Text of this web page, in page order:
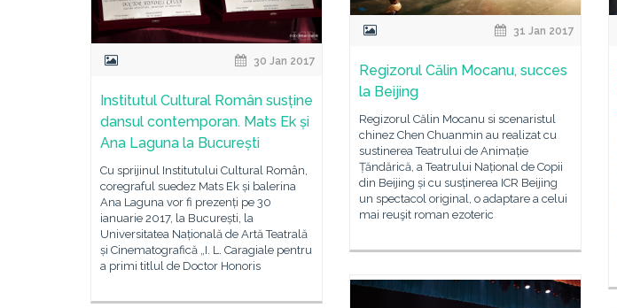
31 Jan 2017
Regizorul Călin Mocanu, succes
la Beijing
Regizorul Călin Mocanu si scenaristul
chinez Chen Chuanmin au realizat cu
sustinerea Teatrului de Animație
Țăndărică, a Teatrului Național de Copii
din Beijing și cu susținerea ICR Beijing
un spectacol original, o adaptare a celui
mai reuşit roman ezoteric
30 Jan 2017
Institutul Cultural Român susține
dansul contemporan. Mats Ek și
Ana Laguna la București
Cu sprijinul Institutului Cultural Român,
coregraful suedez Mats Ek și balerina
Ana Laguna vor fi prezenți pe 30
ianuarie 2017, la București, la
Universitatea Națională de Artă Teatrală
și Cinematografică „I. L. Caragiale pentru
a primi titlul de Doctor Honoris